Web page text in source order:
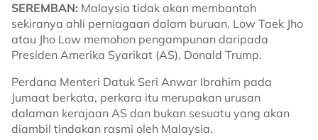
SEREMBAN: Malaysia tidak akan membantah
sekiranya ahli perniagaan dalam buruan, Low Taek Jho
atau Jho Low memohon pengampunan daripada
Presiden Amerika Syarikat (AS), Donald Trump.
Perdana Menteri Datuk Seri Anwar Ibrahim pada
Jumaat berkata, perkara itu merupakan urusan
dalaman kerajaan AS dan bukan sesuatu yang akan
diambil tindakan rasmi oleh Malaysia.